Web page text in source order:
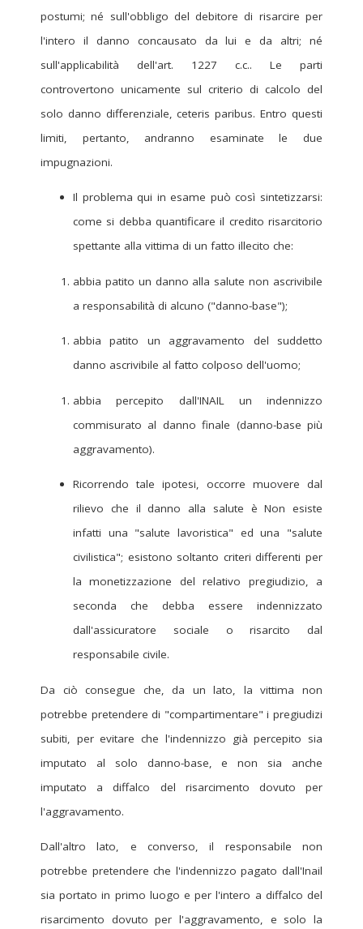
postumi; né sull'obbligo del debitore di risarcire per
l'intero il danno concausato da lui e da altri; né
sull'applicabilità dell'art. 1227 c.c.. Le parti
controvertono unicamente sul criterio di calcolo del
solo danno differenziale, ceteris paribus. Entro questi
limiti, pertanto, andranno esaminate le due
impugnazioni.
Il problema qui in esame può così sintetizzarsi:
come si debba quantificare il credito risarcitorio
spettante alla vittima di un fatto illecito che:
abbia patito un danno alla salute non ascrivibile
a responsabilità di alcuno ("danno-base");
abbia patito un aggravamento del suddetto
danno ascrivibile al fatto colposo dell'uomo;
abbia percepito dall'INAIL un indennizzo
commisurato al danno finale (danno-base più
aggravamento).
Ricorrendo tale ipotesi, occorre muovere dal
rilievo che il danno alla salute è Non esiste
infatti una "salute lavoristica" ed una "salute
civilistica"; esistono soltanto criteri differenti per
la monetizzazione del relativo pregiudizio, a
seconda che debba essere indennizzato
dall'assicuratore sociale o risarcito dal
responsabile civile.
Da ciò consegue che, da un lato, la vittima non
potrebbe pretendere di "compartimentare" i pregiudizi
subiti, per evitare che l'indennizzo già percepito sia
imputato al solo danno-base, e non sia anche
imputato a diffalco del risarcimento dovuto per
l'aggravamento.
Dall'altro lato, e converso, il responsabile non
potrebbe pretendere che l'indennizzo pagato dall'Inail
sia portato in primo luogo e per l'intero a diffalco del
risarcimento dovuto per l'aggravamento, e solo la